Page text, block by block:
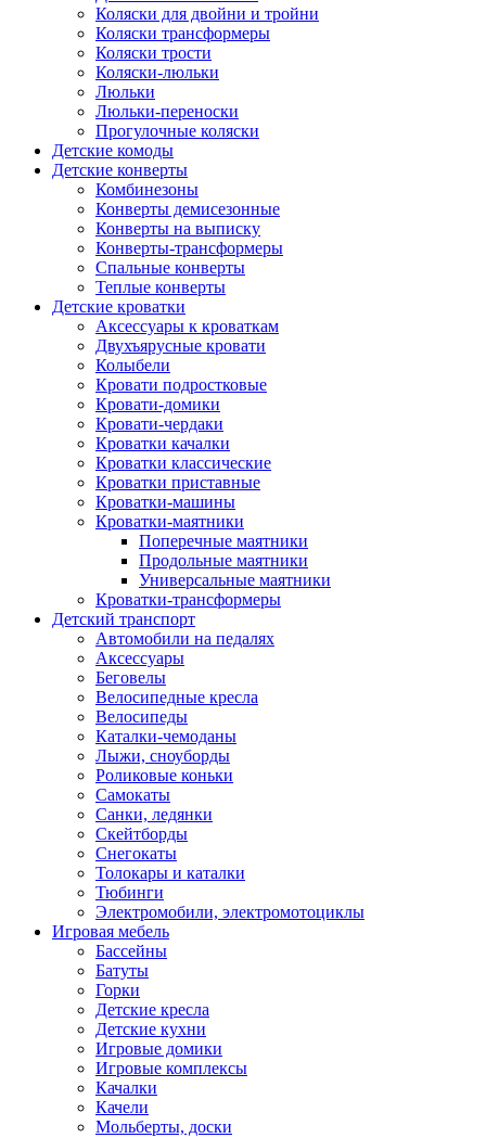
Коляски для двойни и тройни
Коляски трансформеры
Коляски трости
Коляски-люльки
Люльки
Люльки-переноски
Прогулочные коляски
Детские комоды
Детские конверты
Комбинезоны
Конверты демисезонные
Конверты на выписку
Конверты-трансформеры
Спальные конверты
Теплые конверты
Детские кроватки
Аксессуары к кроваткам
Двухъярусные кровати
Колыбели
Кровати подростковые
Кровати-домики
Кровати-чердаки
Кроватки качалки
Кроватки классические
Кроватки приставные
Кроватки-машины
Кроватки-маятники
Поперечные маятники
Продольные маятники
Универсальные маятники
Кроватки-трансформеры
Детский транспорт
Автомобили на педалях
Аксессуары
Беговелы
Велосипедные кресла
Велосипеды
Каталки-чемоданы
Лыжи, сноуборды
Роликовые коньки
Самокаты
Санки, ледянки
Скейтборды
Снегокаты
Толокары и каталки
Тюбинги
Электромобили, электромотоциклы
Игровая мебель
Бассейны
Батуты
Горки
Детские кресла
Детские кухни
Игровые домики
Игровые комплексы
Качалки
Качели
Мольберты, доски